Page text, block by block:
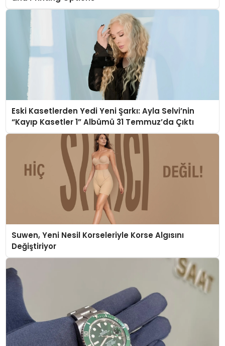
Eski Kasetlerden Yedi Yeni Şarkı: Ayla Selvi’nin
“Kayıp Kasetler 1” Albümü 31 Temmuz’da Çıktı
Suwen, Yeni Nesil Korseleriyle Korse Algısını
Değiştiriyor